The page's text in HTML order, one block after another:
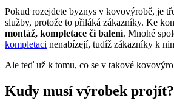
Pokud rozejdete byznys v kovovýrobě, je
služby, protože to přiláká zákazníky. Ke
montáž, kompletace či balení. Mnohé
kompletaci nenabízejí, tudíž zákazníky k
Ale teď už k tomu, co se v takové
Kudy musí výrobek projít?